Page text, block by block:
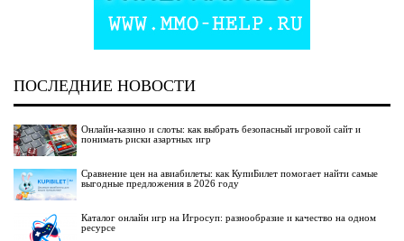
ПОСЛЕДНИЕ НОВОСТИ
Онлайн-казино и слоты: как выбрать безопасный игровой сайт и
понимать риски азартных игр
Сравнение цен на авиабилеты: как КупиБилет помогает найти самые
выгодные предложения в 2026 году
Каталог онлайн игр на Игросуп: разнообразие и качество на одном
ресурсе